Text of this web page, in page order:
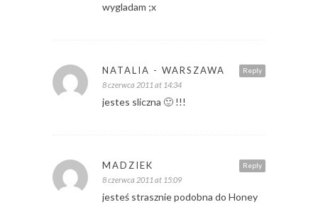
wygladam ;x
Reply
NATALIA - WARSZAWA
8 czerwca 2011 at 14:34
jestes sliczna 🙂 !!!
Reply
MADZIEK
8 czerwca 2011 at 15:09
jesteś strasznie podobna do Honey